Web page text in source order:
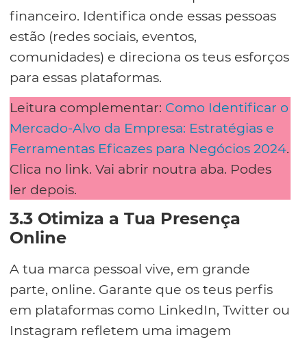
financeiro. Identifica onde essas pessoas
estão (redes sociais, eventos,
comunidades) e direciona os teus esforços
para essas plataformas.
Leitura complementar: Como Identificar o
Mercado-Alvo da Empresa: Estratégias e
Ferramentas Eficazes para Negócios 2024.
Clica no link. Vai abrir noutra aba. Podes
ler depois.
3.3 Otimiza a Tua Presença
Online
A tua marca pessoal vive, em grande
parte, online. Garante que os teus perfis
em plataformas como LinkedIn, Twitter ou
Instagram refletem uma imagem